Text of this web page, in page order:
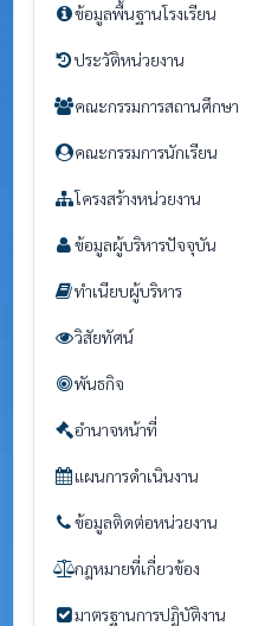
ข้อมูลพื้นฐานโรงเรียน
ประวัติหน่วยงาน
คณะกรรมการสถานศึกษา
คณะกรรมการนักเรียน
โครงสร้างหน่วยงาน
ข้อมูลผู้บริหารปัจจุบัน
ทำเนียบผู้บริหาร
วิสัยทัศน์
พันธกิจ
อำนาจหน้าที่
แผนการดำเนินงาน
ข้อมูลติดต่อหน่วยงาน
กฎหมายที่เกี่ยวข้อง
มาตรฐานการปฏิบัติงาน